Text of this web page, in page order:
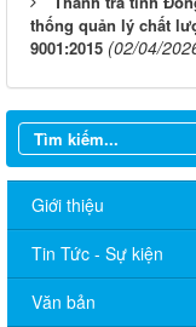
thống quản lý chất
9001:2015 (02/04/
Giới thiệu
Tin Tức - Sự kiện
Văn bản